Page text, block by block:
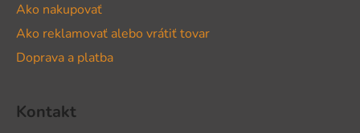
Ako nakupovať
Ako reklamovať alebo vrátiť tovar
Doprava a platba
Kontakt